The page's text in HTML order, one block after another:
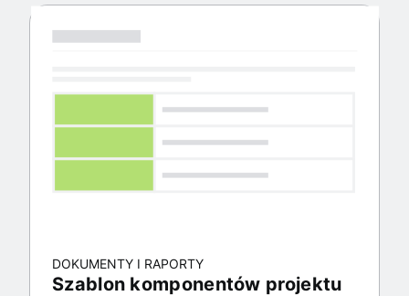
DOKUMENTY I RAPORTY
Szablon komponentów projektu